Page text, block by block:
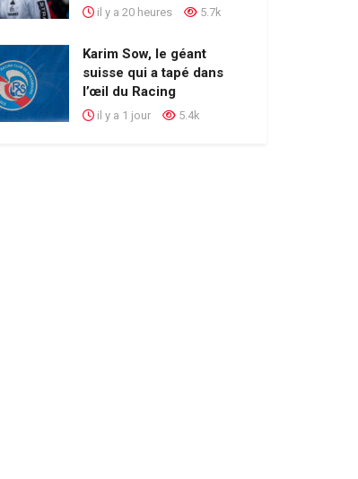
il y a 20 heures 5.7k
Karim Sow, le géant
suisse qui a tapé dans
l’œil du Racing
il y a 1 jour 5.4k